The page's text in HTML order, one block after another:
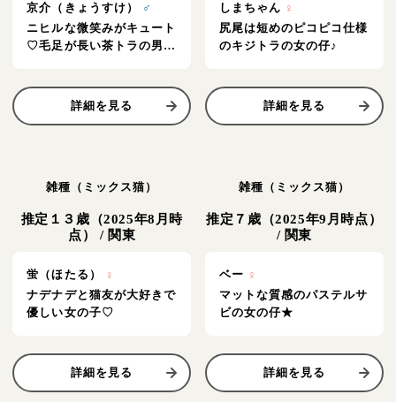
京介（きょうすけ）
♂
ニヒルな微笑みがキュート
♡毛足が長い茶トラの男の
詳細を見る
しまちゃん ♀
尻尾は短めのピコピコ仕様
のキジトラの女の仔♪
詳細を見る
雑種（ミックス猫）
推定１３歳（2025年8月時
点）
/ 関東
蛍（ほたる）
♀
ナデナデと猫友が大好きで
優しい女の子♡
詳細を見る
雑種（ミックス猫）
推定７歳（2025年9月時点）
/ 関東
ベー ♀
マットな質感のパステルサ
ビの女の仔★
詳細を見る